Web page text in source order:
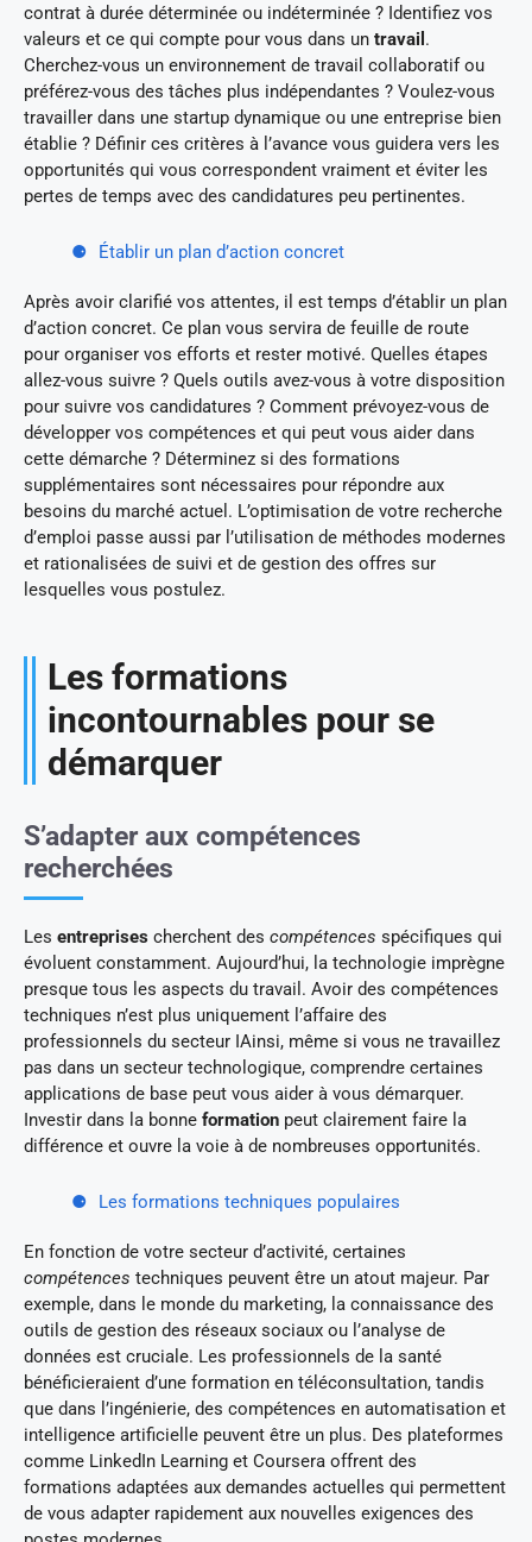
contrat à durée déterminée ou indéterminée ? Identifiez vos
valeurs et ce qui compte pour vous dans un travail .
Cherchez-vous un environnement de travail collaboratif ou
préférez-vous des tâches plus indépendantes ? Voulez-vous
travailler dans une startup dynamique ou une entreprise bien
établie ? Définir ces critères à l’avance vous guidera vers les
opportunités qui vous correspondent vraiment et éviter les
pertes de temps avec des candidatures peu pertinentes.
Établir un plan d’action concret
Après avoir clarifié vos attentes, il est temps d’établir un plan
d’action concret. Ce plan vous servira de feuille de route
pour organiser vos efforts et rester motivé. Quelles étapes
allez-vous suivre ? Quels outils avez-vous à votre disposition
pour suivre vos candidatures ? Comment prévoyez-vous de
développer vos compétences et qui peut vous aider dans
cette démarche ? Déterminez si des formations
supplémentaires sont nécessaires pour répondre aux
besoins du marché actuel. L’optimisation de votre recherche
d’emploi passe aussi par l’utilisation de méthodes modernes
et rationalisées de suivi et de gestion des offres sur
lesquelles vous postulez.
Les formations
incontournables pour se
démarquer
S’adapter aux compétences
recherchées
Les entreprises cherchent des compétences spécifiques qui
évoluent constamment. Aujourd’hui, la technologie imprègne
presque tous les aspects du travail. Avoir des compétences
techniques n’est plus uniquement l’affaire des
professionnels du secteur IAinsi, même si vous ne travaillez
pas dans un secteur technologique, comprendre certaines
applications de base peut vous aider à vous démarquer.
Investir dans la bonne formation peut clairement faire la
différence et ouvre la voie à de nombreuses opportunités.
Les formations techniques populaires
En fonction de votre secteur d’activité, certaines
compétences techniques peuvent être un atout majeur. Par
exemple, dans le monde du marketing, la connaissance des
outils de gestion des réseaux sociaux ou l’analyse de
données est cruciale. Les professionnels de la santé
bénéficieraient d’une formation en téléconsultation, tandis
que dans l’ingénierie, des compétences en automatisation et
intelligence artificielle peuvent être un plus. Des plateformes
comme LinkedIn Learning et Coursera offrent des
formations adaptées aux demandes actuelles qui permettent
de vous adapter rapidement aux nouvelles exigences des